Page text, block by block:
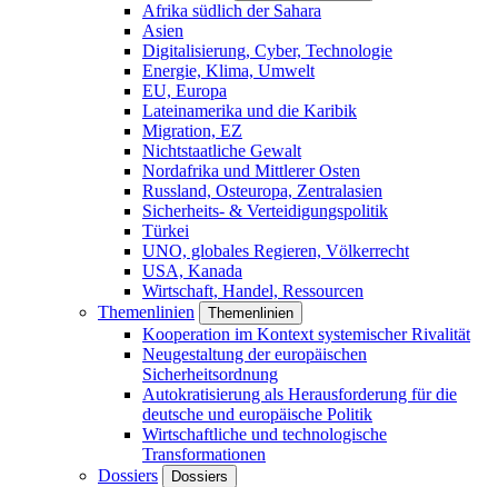
Afrika südlich der Sahara
Asien
Digitalisierung, Cyber, Technologie
Energie, Klima, Umwelt
EU, Europa
Lateinamerika und die Karibik
Migration, EZ
Nichtstaatliche Gewalt
Nordafrika und Mittlerer Osten
Russland, Osteuropa, Zentralasien
Sicherheits- & Verteidigungspolitik
Türkei
UNO, globales Regieren, Völkerrecht
USA, Kanada
Wirtschaft, Handel, Ressourcen
Themenlinien
Themenlinien
Kooperation im Kontext systemischer Rivalität
Neugestaltung der europäischen
Sicherheitsordnung
Autokratisierung als Herausforderung für die
deutsche und europäische Politik
Wirtschaftliche und technologische
Transformationen
Dossiers
Dossiers